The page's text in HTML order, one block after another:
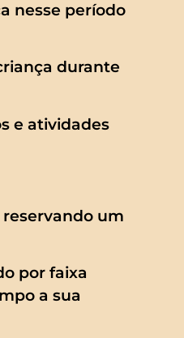
nesse período
durante
e atividades
um
por faixa
a sua